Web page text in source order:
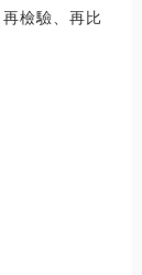
檢驗、再比